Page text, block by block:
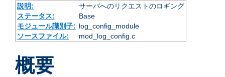
説明:
サーバへのリクエストのロギング
ステータス:
Base
モジュール識別子: log_config_module
ソースファイル:
mod_log_config.c
概要